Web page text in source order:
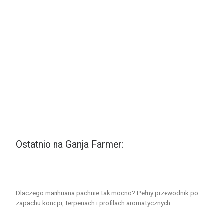
Ostatnio na Ganja Farmer:
Dlaczego marihuana pachnie tak mocno? Pełny przewodnik po
zapachu konopi, terpenach i profilach aromatycznych